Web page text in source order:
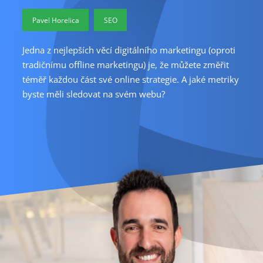
Pavel Horelica SEO
Jedna z nejlepších věcí digitálního marketingu (oproti
tradičnímu offline marketingu) je, že můžete změřit
téměř každou část své online strategie. A jaké metriky
byste měli sledovat na svém webu?